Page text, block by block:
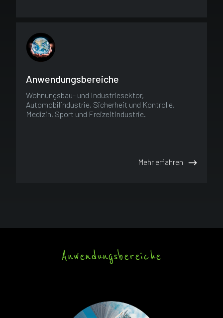
Anwendungsbereiche
Wohnungsbau- und Industriesektor,
Automobilindustrie, Sicherheit und Kontrolle,
Medizin, Sport und Freizeitindustrie.
Mehr erfahren
Anwendungsbereiche